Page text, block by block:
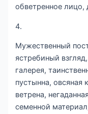
обветренное лицо,
4.
Мужественный
ястребиный
галерея,
пустынна, овсяная
ветрена,
семенной